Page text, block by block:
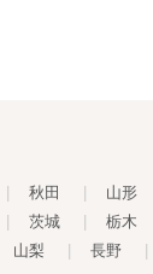
秋田 山形
茨城 栃木
山梨 長野